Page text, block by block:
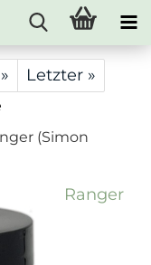
Letzter »
(Simon
Ranger